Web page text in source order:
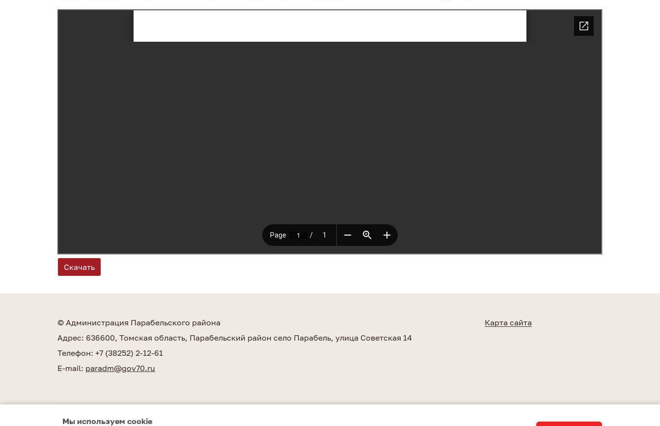
Скачать
© Администрация Парабельского района
Адрес: 636600, Томская область, Парабельский район село Парабель, улица Советская 14
Телефон: +7 (38252) 2-12-61
E-mail: paradm@gov70.ru
Карта сайта
Мы используем сookie